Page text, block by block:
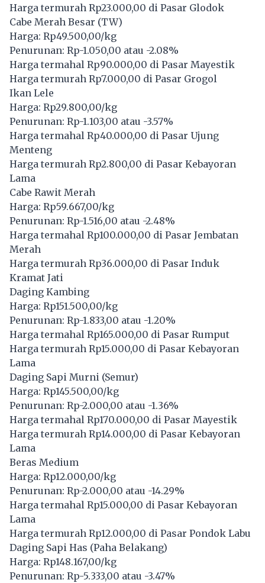
Harga termurah Rp23.000,00 di Pasar Glodok
Cabe Merah Besar (TW)
Harga: Rp49.500,00/kg
Penurunan: Rp-1.050,00 atau -2.08%
Harga termahal Rp90.000,00 di Pasar Mayestik
Harga termurah Rp7.000,00 di Pasar Grogol
Ikan Lele
Harga: Rp29.800,00/kg
Penurunan: Rp-1.103,00 atau -3.57%
Harga termahal Rp40.000,00 di Pasar Ujung
Menteng
Harga termurah Rp2.800,00 di Pasar Kebayoran
Lama
Cabe Rawit Merah
Harga: Rp59.667,00/kg
Penurunan: Rp-1.516,00 atau -2.48%
Harga termahal Rp100.000,00 di Pasar Jembatan
Merah
Harga termurah Rp36.000,00 di Pasar Induk
Kramat Jati
Daging Kambing
Harga: Rp151.500,00/kg
Penurunan: Rp-1.833,00 atau -1.20%
Harga termahal Rp165.000,00 di Pasar Rumput
Harga termurah Rp15.000,00 di Pasar Kebayoran
Lama
Daging Sapi Murni (Semur)
Harga: Rp145.500,00/kg
Penurunan: Rp-2.000,00 atau -1.36%
Harga termahal Rp170.000,00 di Pasar Mayestik
Harga termurah Rp14.000,00 di Pasar Kebayoran
Lama
Beras Medium
Harga: Rp12.000,00/kg
Penurunan: Rp-2.000,00 atau -14.29%
Harga termahal Rp15.000,00 di Pasar Kebayoran
Lama
Harga termurah Rp12.000,00 di Pasar Pondok Labu
Daging Sapi Has (Paha Belakang)
Harga: Rp148.167,00/kg
Penurunan: Rp-5.333,00 atau -3.47%